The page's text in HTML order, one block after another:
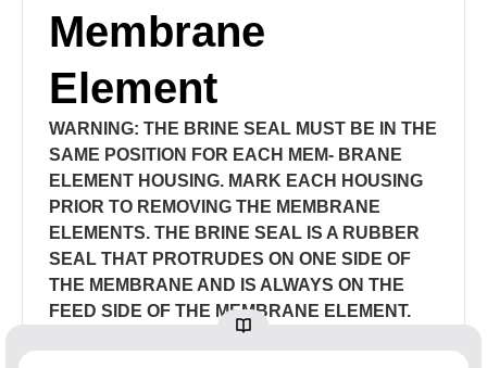
Membrane
Element
WARNING: THE BRINE SEAL MUST BE IN THE
SAME POSITION FOR EACH MEM- BRANE
ELEMENT HOUSING. MARK EACH HOUSING
PRIOR TO REMOVING THE MEMBRANE
ELEMENTS. THE BRINE SEAL IS A RUBBER
SEAL THAT PROTRUDES ON ONE SIDE OF
THE MEMBRANE AND IS ALWAYS ON THE
FEED SIDE OF THE MEMBRANE ELEMENT.